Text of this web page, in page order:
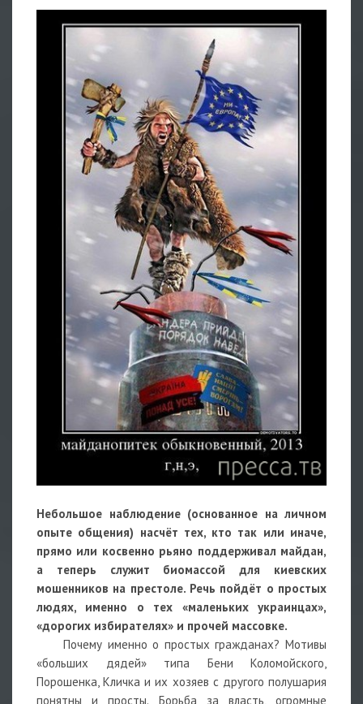
Небольшое наблюдение (основанное на личном
опыте общения) насчёт тех, кто так или иначе,
прямо или косвенно рьяно поддерживал майдан,
а теперь служит биомассой для киевских
мошенников на престоле. Речь пойдёт о простых
людях, именно о тех «маленьких украинцах»,
«дорогих избирателях» и прочей массовке.
Почему именно о простых гражданах? Мотивы
«больших дядей» типа Бени Коломойского,
Порошенка, Кличка и их хозяев с другого полушария
понятны и просты. Борьба за власть, огромные